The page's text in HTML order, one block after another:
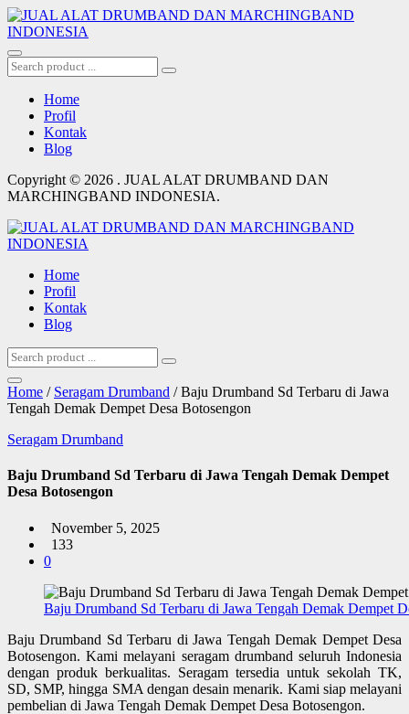
Home
Profil
Kontak
Blog
Copyright © 2026 . JUAL ALAT DRUMBAND DAN
MARCHINGBAND INDONESIA.
Home
Profil
Kontak
Blog
Home / Seragam Drumband / Baju Drumband Sd Terbaru di Jawa
Tengah Demak Dempet Desa Botosengon
Seragam Drumband
Baju Drumband Sd Terbaru di Jawa Tengah Demak Dempet
Desa Botosengon
November 5, 2025
133
0
Baju Drumband Sd Terbaru di Jawa Tengah Demak Dempet
Baju Drumband Sd Terbaru di Jawa Tengah Demak Dempet Desa
Botosengon. Kami melayani seragam drumband seluruh Indonesia
dengan produk berkualitas. Seragam tersedia untuk sekolah TK,
SD, SMP, hingga SMA dengan desain menarik. Kami siap melayani
pembelian di Jawa Tengah Demak Dempet Desa Botosengon.